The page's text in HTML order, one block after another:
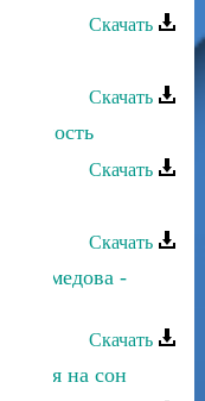
Скачать
Скачать
верность
Скачать
Скачать
-
Скачать
на сон